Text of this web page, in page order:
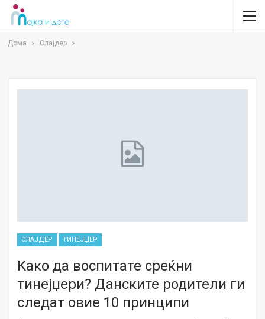
Дома Слајдер
СЛАЈДЕР ТИНЕЈЏЕР
Како да воспитате среќни
тинејџери? Данските родители ги
следат овие 10 принципи